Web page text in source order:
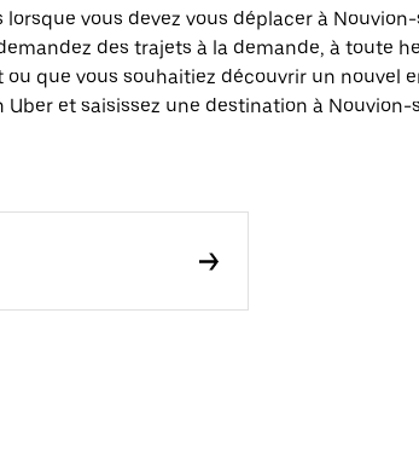
vous devez vous déplacer à
des trajets à la demande, à toute
que vous souhaitiez découvrir un nouvel
et saisissez une destination à Nouvion-